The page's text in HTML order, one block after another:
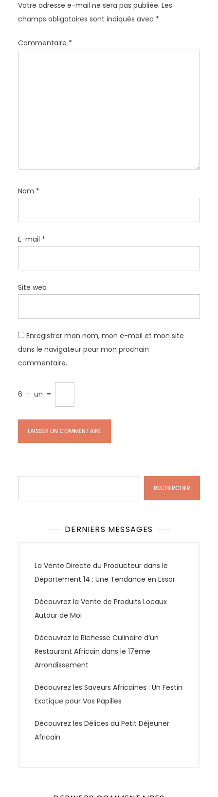
d
e
l
’
Votre adresse e-mail ne sera pas publiée. Les
champs obligatoires sont indiqués avec *
Commentaire *
Nom *
E-mail *
Site web
Enregistrer mon nom, mon e-mail et mon site
dans le navigateur pour mon prochain
commentaire.
6 − un =
RECHERCHER
DERNIERS MESSAGES
La Vente Directe du Producteur dans le
Département 14 : Une Tendance en Essor
Découvrez la Vente de Produits Locaux
Autour de Moi
Découvrez la Richesse Culinaire d’un
Restaurant Africain dans le 17ème
Arrondissement
Découvrez les Saveurs Africaines : Un Festin
Exotique pour Vos Papilles
Découvrez les Délices du Petit Déjeuner
Africain